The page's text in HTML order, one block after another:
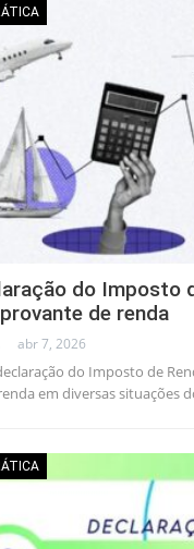
do Imposto
de renda
abr 7, 2026
do Imposto de
em diversas situações